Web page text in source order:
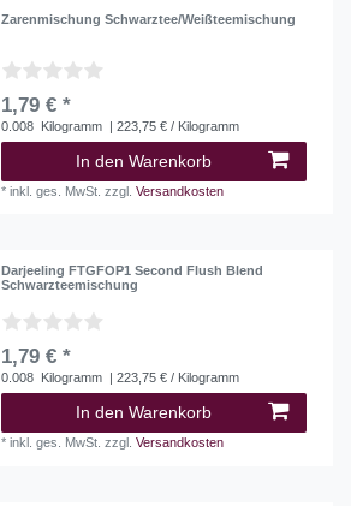
Zarenmischung Schwarztee/Weißteemischung
1,79 € *
0.008 Kilogramm | 223,75 € / Kilogramm
In den Warenkorb
*inkl. ges. MwSt. zzgl.Versandkosten
Darjeeling FTGFOP1 Second Flush Blend
Schwarzteemischung
1,79 € *
0.008 Kilogramm | 223,75 € / Kilogramm
In den Warenkorb
*inkl. ges. MwSt. zzgl.Versandkosten